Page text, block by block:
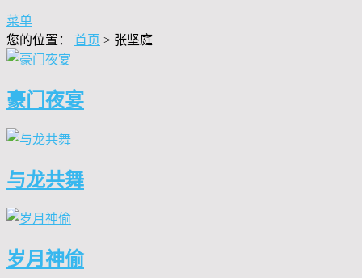
菜单
您的位置： 首页 > 张坚庭
豪门夜宴
与龙共舞
岁月神偷